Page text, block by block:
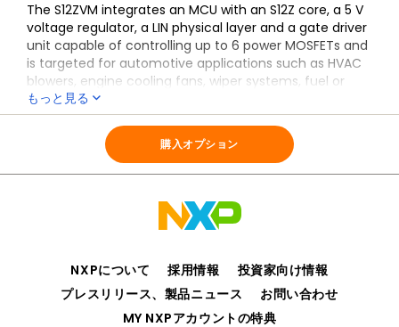
The S12ZVM integrates an MCU with an S12Z core, a 5 V
voltage regulator, a LIN physical layer and a gate driver
unit capable of controlling up to 6 power MOSFETs and
is targeted for automotive applications such as HVAC
blowers, engine cooling fans, wiper systems, fuel or
water pumps.
There are two versions of the EVB:
The S12ZVML12EVB uses the S12ZVML128 integrating a
LIN transceiver
voltage regulator controller for an external CAN
もっと見る
S12ZVMEVB
購入オプション
NXPについて 採用情報
投資家向け情報
プレスリリース、製品ニュース
お問い合わせ
MY NXPアカウントの特典